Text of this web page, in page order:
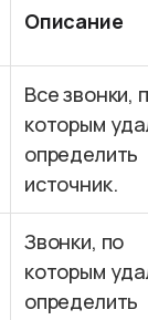
Описание
Все звонки,
которым
определить
источник.
Звонки, по
которым
определить